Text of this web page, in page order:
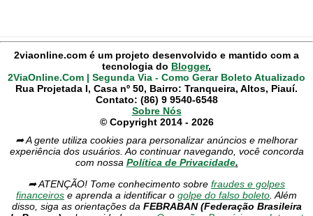
2viaonline.com é um projeto desenvolvido e mantido com a
tecnologia do Blogger.
2ViaOnline.Com | Segunda Via - Como Gerar Boleto Atualizado
Rua Projetada I, Casa nº 50, Bairro: Tranqueira, Altos, Piauí.
Contato: (86) 9 9540-6548
Sobre Nós
© Copyright 2014 - 2026
➦ A gente utiliza cookies para personalizar anúncios e melhorar
experiência dos usuários. Ao continuar navegando, você concorda
com nossa Política de Privacidade.
➦ ATENÇÃO! Tome conhecimento sobre fraudes e golpes
financeiros e aprenda a identificar o golpe do falso boleto . Além
disso, siga as orientações da FEBRABAN (Federação Brasileira